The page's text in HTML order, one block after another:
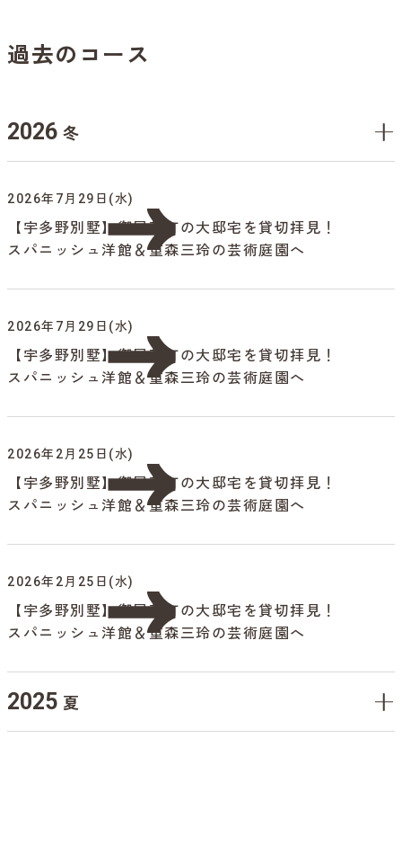
過去のコース
2026 冬
2026年7月29日(水)
【宇多野別墅】御屋敷町の大邸宅を貸切拝見！
スパニッシュ洋館＆重森三玲の芸術庭園へ
2026年7月29日(水)
【宇多野別墅】御屋敷町の大邸宅を貸切拝見！
スパニッシュ洋館＆重森三玲の芸術庭園へ
2026年2月25日(水)
【宇多野別墅】御屋敷町の大邸宅を貸切拝見！
スパニッシュ洋館＆重森三玲の芸術庭園へ
2026年2月25日(水)
【宇多野別墅】御屋敷町の大邸宅を貸切拝見！
スパニッシュ洋館＆重森三玲の芸術庭園へ
2025 夏